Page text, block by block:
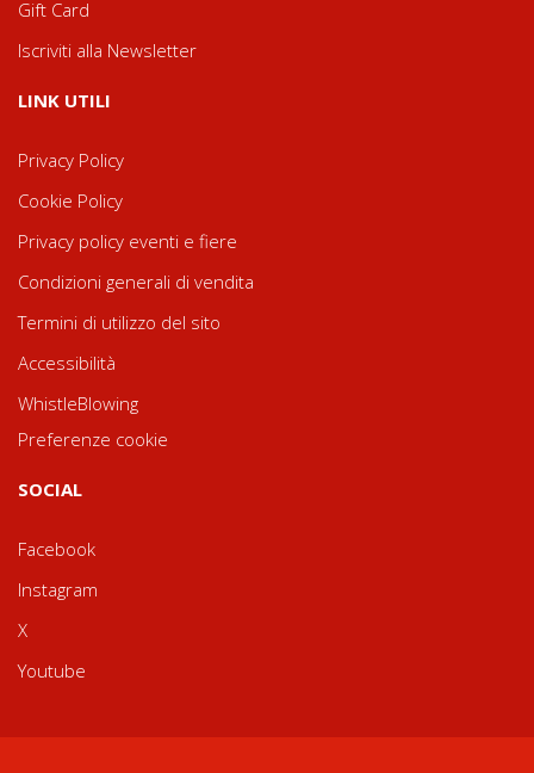
Gift Card
Iscriviti alla Newsletter
LINK UTILI
Privacy Policy
Cookie Policy
Privacy policy eventi e fiere
Condizioni generali di vendita
Termini di utilizzo del sito
Accessibilità
WhistleBlowing
Preferenze cookie
SOCIAL
Facebook
Instagram
X
Youtube